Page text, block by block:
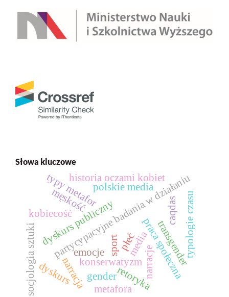
Słowa kluczowe
konserwatyzm
dyskurs publiczny
retoryka
narracje
media
partycypacyjne badania w działaniu
narracja praca społeczna
męskość
kobiecość
płeć
gender
transgender
polskie media
sport
historia oczami kobiet
dyskurs
caqdas
socjologia sztuki metafora
typy metafor
typologie czasu
emocje